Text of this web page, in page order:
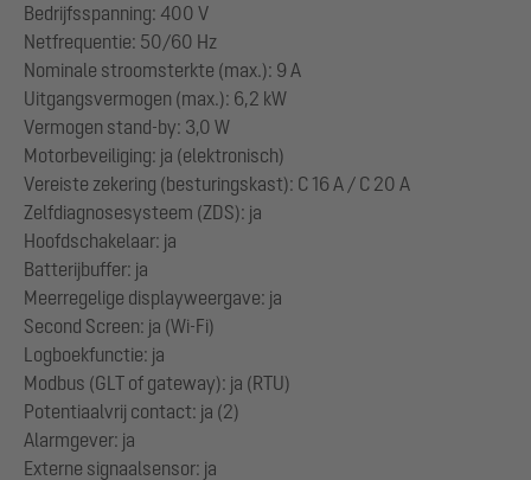
Bedrijfsspanning: 400 V
Netfrequentie: 50/60 Hz
Nominale stroomsterkte (max.): 9 A
Uitgangsvermogen (max.): 6,2 kW
Vermogen stand-by: 3,0 W
Motorbeveiliging: ja (elektronisch)
Vereiste zekering (besturingskast): C 16 A / C 20 A
Zelfdiagnosesysteem (ZDS): ja
Hoofdschakelaar: ja
Batterijbuffer: ja
Meerregelige displayweergave: ja
Second Screen: ja (Wi-Fi)
Logboekfunctie: ja
Modbus (GLT of gateway): ja (RTU)
Potentiaalvrij contact: ja (2)
Alarmgever: ja
Externe signaalsensor: ja